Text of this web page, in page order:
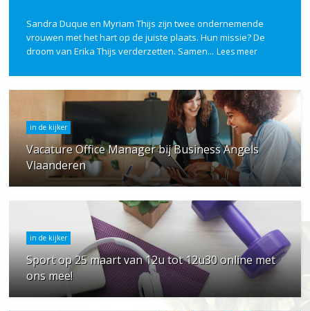
Sandra Duque en Myriam Thijs zijn twee ondernemende
vrouwen met het hart op de juiste plaats. Hun missie? De
droom van Erika Thijs verderzetten. Samen... Lees meer
in de kijker
Vacature Office Manager bij Business Angels
Vlaanderen
in de kijker
Sport op 25 maart van 12u tot 12u30 online met
ons mee!